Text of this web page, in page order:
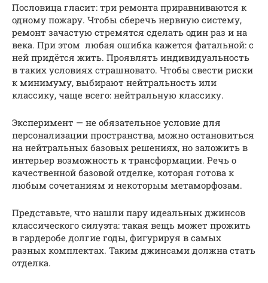
Пословица гласит: три ремонта приравниваются к
одному пожару. Чтобы сберечь нервную систему,
ремонт зачастую стремятся сделать один раз и на
века. При этом любая ошибка кажется фатальной: с
ней придётся жить. Проявлять индивидуальность
в таких условиях страшновато. Чтобы свести риски
к минимуму, выбирают нейтральность или
классику, чаще всего: нейтральную классику.
Эксперимент — не обязательное условие для
персонализации пространства, можно остановиться
на нейтральных базовых решениях, но заложить в
интерьер возможность к трансформации. Речь о
качественной базовой отделке, которая готова к
любым сочетаниям и некоторым метаморфозам.
Представьте, что нашли пару идеальных джинсов
классического силуэта: такая вещь может прожить
в гардеробе долгие годы, фигурируя в самых
разных комплектах. Таким джинсами должна стать
отделка.